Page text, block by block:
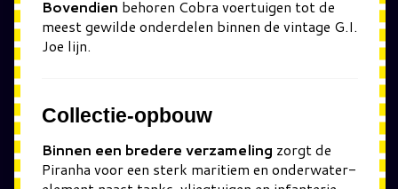
Bovendien behoren Cobra voertuigen tot de
meest gewilde onderdelen binnen de vintage G.I.
Joe lijn.
Collectie-opbouw
Binnen een bredere verzameling zorgt de
Piranha voor een sterk maritiem en onderwater-